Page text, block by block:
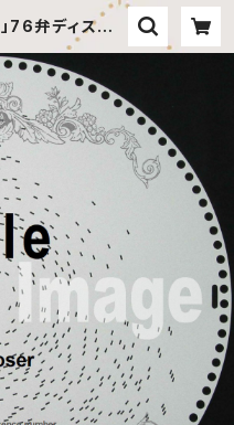
76弁ディスク |
インショップ